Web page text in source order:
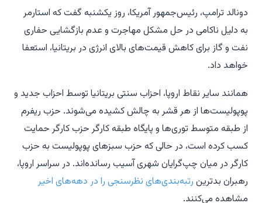
دونالد ترامپ، رئیس‌جمهور آمریکا، روز یکشنبه گفت که استارمر
به دلیل ناکامی در حل مشکل مهاجرت و عدم بازگشایی حفاری
نفت و گاز برای کاهش قیمت‌های بالای انرژی در بریتانیا، استعفا
خواهد داد.
همانند سایر نقاط اروپا، احزاب سنتی بریتانیا توسط احزاب جدید و
پوپولیست‌ها از هر قشر به چالش کشیده می‌شوند. حزب ریفرم
از طبقه متوسط توری‌ها و پایگاه طبقه کارگر حزب کارگر حمایت
کسب کرده است، در حالی که حزب سبزهای پوپولیست به حزب
کارگر در میان چپ‌گرایان شهری آسیب رسانده‌اند. در سراسر اروپا،
رهبران بدترین رتبه‌بندی‌های نظرسنجی را در دهه‌های اخیر
مشاهده می‌کنند.